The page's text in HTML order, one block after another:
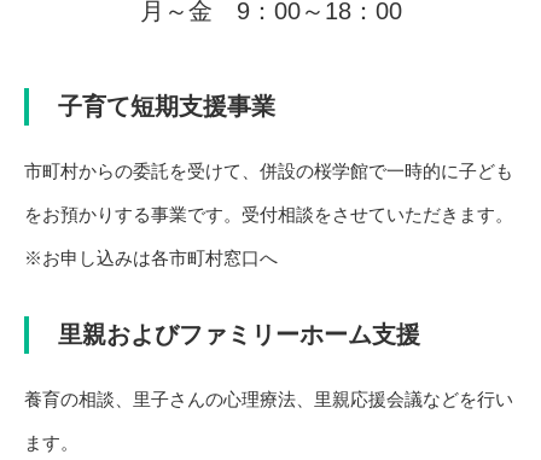
月～金 9：00～18：00
子育て短期支援事業
市町村からの委託を受けて、併設の桜学館で一時的に子ども
をお預かりする事業です。受付相談をさせていただきます。
※お申し込みは各市町村窓口へ
里親およびファミリーホーム支援
養育の相談、里子さんの心理療法、里親応援会議などを行い
ます。